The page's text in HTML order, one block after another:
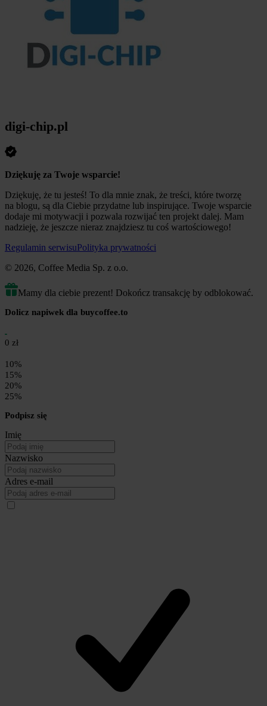
digi-chip.pl
Dziękuję za Twoje wsparcie!
Dziękuję, że tu jesteś! To dla mnie znak, że treści, które tworzę
na blogu, są dla Ciebie przydatne lub inspirujące. Twoje wsparcie
dodaje mi motywacji i pozwala rozwijać ten projekt dalej. Mam
nadzieję, że jeszcze nieraz znajdziesz tu coś wartościowego!
Regulamin serwisuPolityka prywatności
© 2026, Coffee Media Sp. z o.o.
Mamy dla ciebie prezent! Dokończ transakcję by odblokować.
Dolicz napiwek dla buycoffee.to
0 zł
10%
15%
20%
25%
Podpisz się
Imię
Nazwisko
Adres e-mail